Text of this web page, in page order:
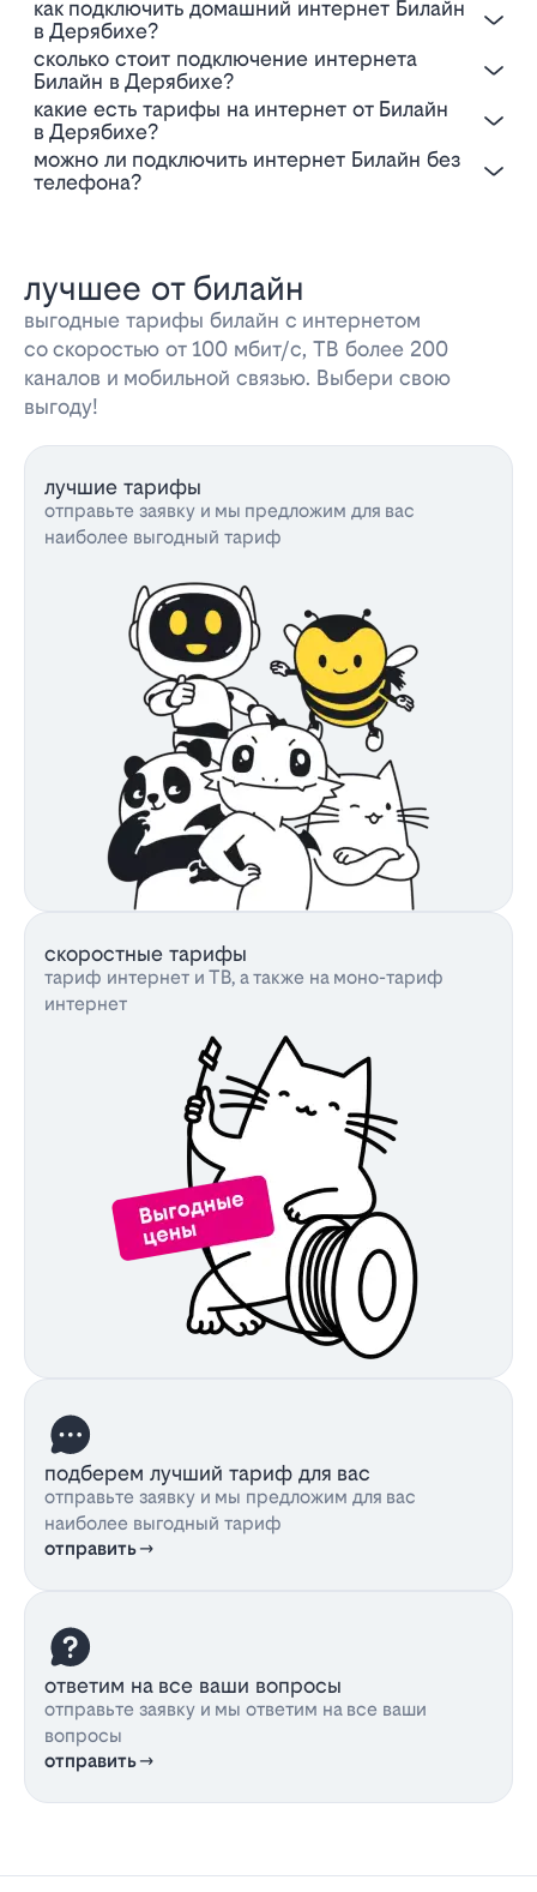
Как подключить домашний интернет Билайн
в Дерябихе?
Сколько стоит подключение интернета
Билайн в Дерябихе?
Какие есть тарифы на интернет от Билайн
в Дерябихе?
Можно ли подключить интернет Билайн без
телефона?
лучшее от билайн
выгодные тарифы билайн с интернетом
со скоростью от 100 мбит/с, ТВ более 200
каналов и мобильной связью. Выбери свою
выгоду!
лучшие тарифы
отправьте заявку и мы предложим для вас
наиболее выгодный тариф
скоростные тарифы
тариф интернет и ТВ, а также на моно-тариф
интернет
подберем лучший тариф для вас
отправьте заявку и мы предложим для вас
наиболее выгодный тариф
отправить
ответим на все ваши вопросы
отправьте заявку и мы ответим на все ваши
вопросы
отправить